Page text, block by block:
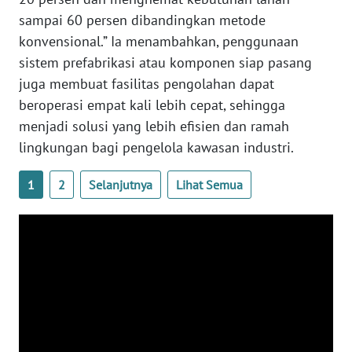
sampai 60 persen dibandingkan metode
konvensional.” Ia menambahkan, penggunaan
sistem prefabrikasi atau komponen siap pasang
juga membuat fasilitas pengolahan dapat
beroperasi empat kali lebih cepat, sehingga
menjadi solusi yang lebih efisien dan ramah
lingkungan bagi pengelola kawasan industri.
1 2 Selanjutnya Lihat Semua
WN
NUSANTARA
JOGJA
WN
JATIM
WN